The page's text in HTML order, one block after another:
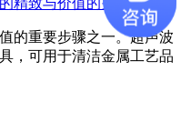
的重要步骤之一。超声波
，可用于清洁金属工艺品